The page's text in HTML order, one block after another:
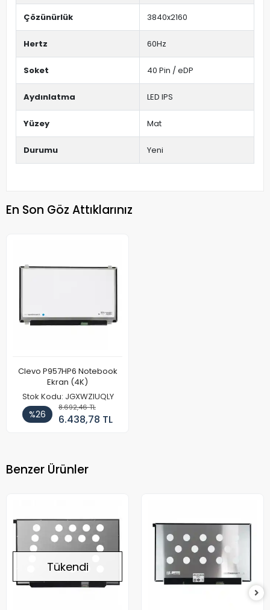
Çözünürlük 3840x2160
Hertz 60Hz
Soket 40 Pin / eDP
Aydınlatma LED IPS
Yüzey Mat
Durumu Yeni
En Son Göz Attıklarınız
Clevo P957HP6 Notebook
Ekran (4K)
Stok Kodu: JGXWZIUQLY
%26
8.692,46 TL
6.438,78 TL
Benzer Ürünler
Tükendi